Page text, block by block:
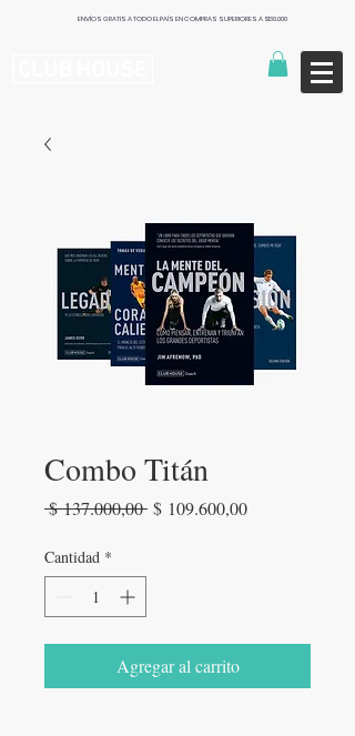
ENVÍOS GRATIS A TODO EL PAÍS EN COMPRAS SUPERIORES A $130.000
Combo Titán
$ 137.000,00 Precio
$ 109.600,00Precio
Cantidad *
Agregar al carrito